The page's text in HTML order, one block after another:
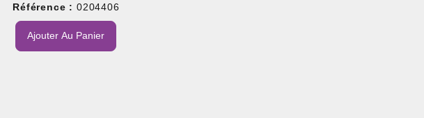
Référence : 0204406
Ajouter Au Panier